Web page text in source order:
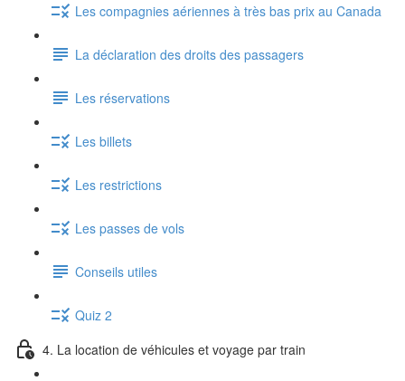
Les compagnies aériennes à très bas prix au Canada
La déclaration des droits des passagers
Les réservations
Les billets
Les restrictions
Les passes de vols
Conseils utiles
Quiz 2
4. La location de véhicules et voyage par train